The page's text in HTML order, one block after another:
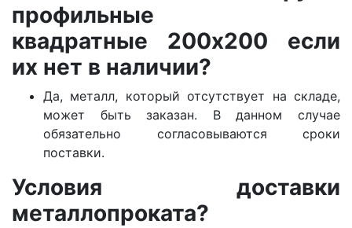
профильные
квадратные 200х200 если
их нет в наличии?
Да, металл, который отсутствует на складе,
может быть заказан. В данном случае
обязательно согласовываются сроки
поставки.
Условия доставки
металлопроката?